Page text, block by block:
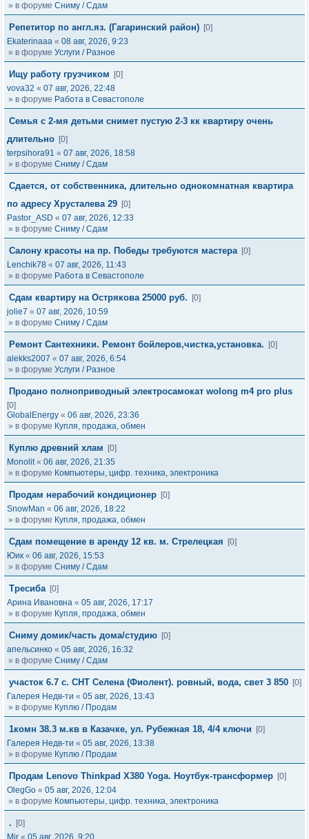
» в форуме Сниму / Сдам
Репетитор по англ.яз. (Гагаринский район) [0]
Ekaterinaaa « 08 авг, 2026, 9:23
» в форуме Услуги / Разное
Ищу работу грузчиком
[0]
vova32 « 07 авг, 2026, 22:48
» в форуме Работа в Севастополе
Семья с 2-мя детьми снимет пустую 2-3 кк квартиру очень
длительно [0]
terpsihora91 « 07 авг, 2026, 18:58
» в форуме Сниму / Сдам
Сдается, от собственника, длительно однокомнатная квартира
по адресу Хрусталева 29 [0]
Pastor_ASD « 07 авг, 2026, 12:33
» в форуме Сниму / Сдам
Салону красоты на пр. Победы требуются мастера [0]
Lenchik78 « 07 авг, 2026, 11:43
» в форуме Работа в Севастополе
Сдам квартиру на Острякова 25000 руб.
[0]
jolie7 « 07 авг, 2026, 10:59
» в форуме Сниму / Сдам
Ремонт Сантехники. Ремонт бойлеров,чистка,установка.
[0]
alekks2007 « 07 авг, 2026, 6:54
» в форуме Услуги / Разное
Продано полноприводный электросамокат wolong m4 pro plus
[0]
GlobalEnergy « 06 авг, 2026, 23:36
» в форуме Купля, продажа, обмен
Куплю древний хлам
[0]
Monolit« 06 авг, 2026, 21:35
» в форуме Компьютеры, цифр. техника, электроника
Продам нерабочий кондиционер [0]
SnowMan « 06 авг, 2026, 18:22
» в форуме Купля, продажа, обмен
Сдам помещение в аренду 12 кв. м. Стрелецкая
[0]
Юик « 06 авг, 2026, 15:53
» в форуме Сниму / Сдам
Тресиба [0]
Арина Ивановна « 05 авг, 2026, 17:17
» в форуме Купля, продажа, обмен
Сниму домик/часть дома/студию [0]
апельсинко « 05 авг, 2026, 16:32
» в форуме Сниму / Сдам
участок 6.7 с. СНТ Селена (Фиолент). ровный, вода, свет 3 850 [0]
Галерея Недв-ти « 05 авг, 2026, 13:43
» в форуме Куплю / Продам
1комн 38.3 м.кв в Казачке, ул. Рубежная 18, 4/4 ключи
[0]
Галерея Недв-ти « 05 авг, 2026, 13:38
» в форуме Куплю / Продам
Продам Lenovo Thinkpad X380 Yoga. Ноутбук-трансформер [0]
OlegGo « 05 авг, 2026, 12:04
» в форуме Компьютеры, цифр. техника, электроника
.
[0]
Mir « 05 авг, 2026, 9:20